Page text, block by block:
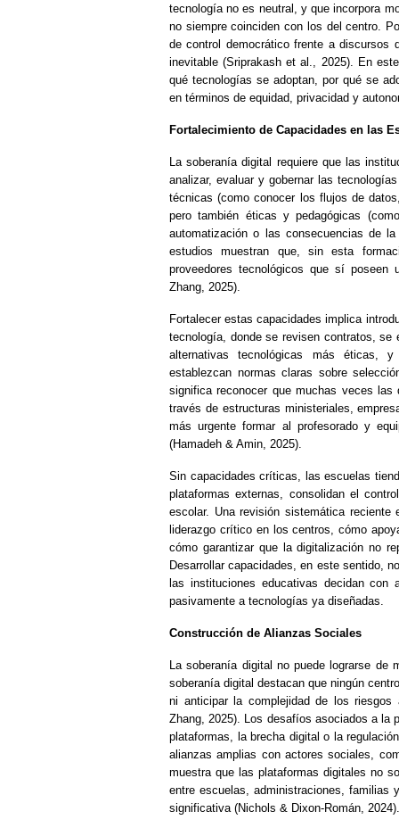
tecnología no es neutral, y que incorpora
no siempre coinciden con los del centro.
de control democrático frente a discursos
inevitable (Sriprakash et al., 2025). En
qué tecnologías se adoptan, por qué se
en términos de equidad, privacidad y
Fortalecimiento de Capacidades en las
La soberanía digital requiere que las
analizar, evaluar y gobernar las
técnicas (como conocer los flujos de
pero también éticas y pedagógicas
automatización o las consecuencias de
estudios muestran que, sin esta
proveedores tecnológicos que sí
Zhang, 2025).
Fortalecer estas capacidades implica
tecnología, donde se revisen contratos, se
alternativas tecnológicas más éticas,
establezcan normas claras sobre
significa reconocer que muchas veces
través de estructuras ministeriales,
más urgente formar al profesorado y
(Hamadeh & Amin, 2025).
Sin capacidades críticas, las escuelas
plataformas externas, consolidan el
escolar. Una revisión sistemática reciente
liderazgo crítico en los centros, cómo
cómo garantizar que la digitalización no
Desarrollar capacidades, en este sentido,
las instituciones educativas decidan
pasivamente a tecnologías ya diseñadas.
Construcción de Alianzas Sociales
La soberanía digital no puede lograrse
soberanía digital destacan que ningún
ni anticipar la complejidad de los riesgos
Zhang, 2025). Los desafíos asociados a la
plataformas, la brecha digital o la
alianzas amplias con actores sociales,
muestra que las plataformas digitales no
entre escuelas, administraciones, familias
significativa (Nichols & Dixon‑Román, 2024).